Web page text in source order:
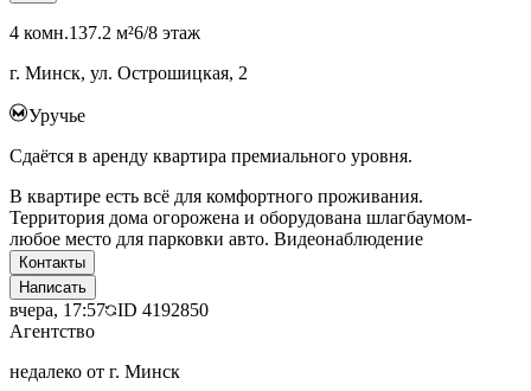
4 комн.137.2 м²6/8 этаж
г. Минск, ул. Острошицкая, 2
Уручье
Сдаётся в аренду квартира премиального уровня.
В квартире есть всё для комфортного проживания.
Территория дома огорожена и оборудована шлагбаумом-
любое место для парковки авто. Видеонаблюдение
Контакты
Написать
вчера, 17:57 ID 4192850
Агентство
недалеко от г. Минск